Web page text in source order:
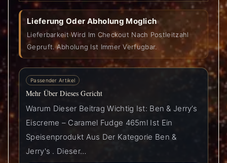
Lieferung Oder Abholung Moglich
Lieferbarkeit Wird Im Checkout Nach Postleitzahl
Gepruft. Abholung Ist Immer Verfugbar.
Passender Artikel
Mehr Über Dieses Gericht
Warum Dieser Beitrag Wichtig Ist: Ben & Jerry’s
Eiscreme – Caramel Fudge 465ml Ist Ein
Speisenprodukt Aus Der Kategorie Ben &
Jerry's . Dieser…